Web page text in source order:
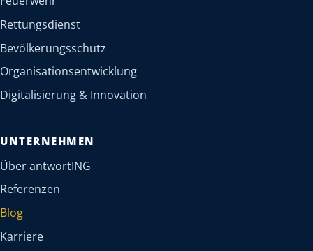
Rettungsdienst
Bevölkerungsschutz
Organisationsentwicklung
Digitalisierung & Innovation
UNTERNEHMEN
Über antwortING
Referenzen
Blog
Karriere